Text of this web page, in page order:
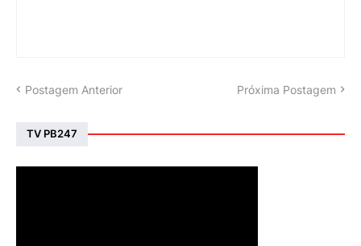
Postagem Anterior Próxima Postagem
TV PB247